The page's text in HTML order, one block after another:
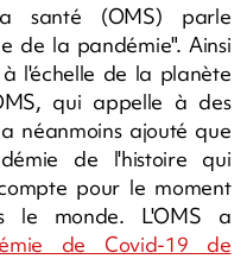
santé (OMS) parle
de la pandémie". Ainsi
l'échelle de la planète
qui appelle à des
néanmoins ajouté que
de l'histoire qui
pour le moment
le monde. L'OMS a
de Covid-19 de